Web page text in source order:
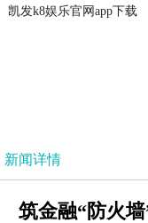
凯发k8娱乐官网app下载
凯发k8娱乐官网app下
新闻详情
筑金融“防火